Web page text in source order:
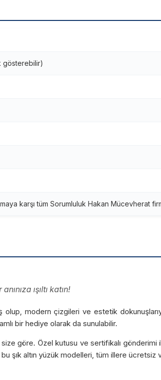
ışıltı katın!
olup, modern çizgileri ve estetik
bir hediye olarak da sunulabilir.
göre. Özel kutusu ve sertifikalı gönderimi
altın yüzük modelleri, tüm illere ücretsiz
gösterebilir)
karşı tüm Sorumluluk Hakan Mücevherat